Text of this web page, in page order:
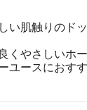
い肌触りのド
くやさしいホー
ユースにおす